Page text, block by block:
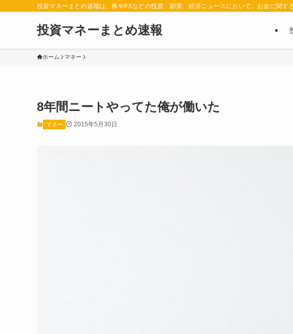
投資マネーまとめ速報は、株やFXなどの投資、副業、経済ニュースにおいて、お金に関
投資マネーまとめ速報
ホーム マネー
8年間ニートやってた俺が働いた
マネー 2015年5月30日